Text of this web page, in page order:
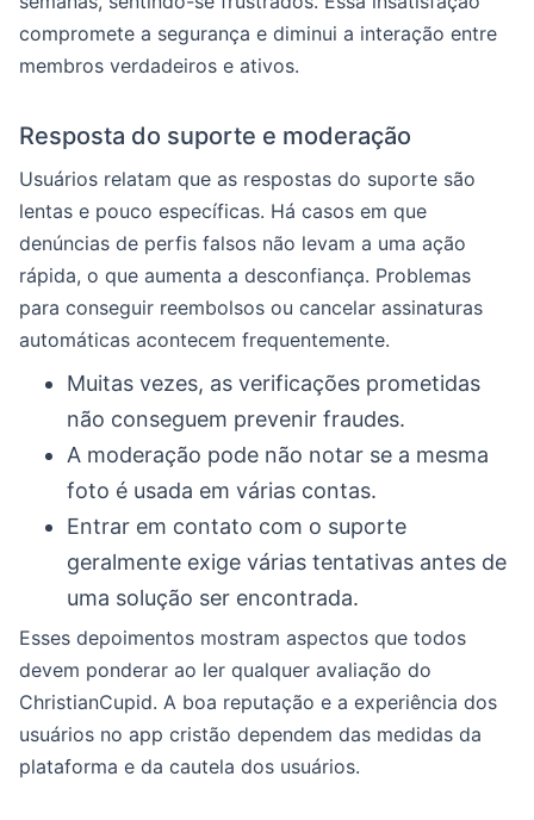
compromete a segurança e diminui a interação entre
membros verdadeiros e ativos.
Resposta do suporte e moderação
Usuários relatam que as respostas do suporte são
lentas e pouco específicas. Há casos em que
denúncias de perfis falsos não levam a uma ação
rápida, o que aumenta a desconfiança. Problemas
para conseguir reembolsos ou cancelar assinaturas
automáticas acontecem frequentemente.
Muitas vezes, as verificações prometidas
não conseguem prevenir fraudes.
A moderação pode não notar se a mesma
foto é usada em várias contas.
Entrar em contato com o suporte
geralmente exige várias tentativas antes de
uma solução ser encontrada.
Esses depoimentos mostram aspectos que todos
devem ponderar ao ler qualquer avaliação do
ChristianCupid. A boa reputação e a experiência dos
usuários no app cristão dependem das medidas da
plataforma e da cautela dos usuários.